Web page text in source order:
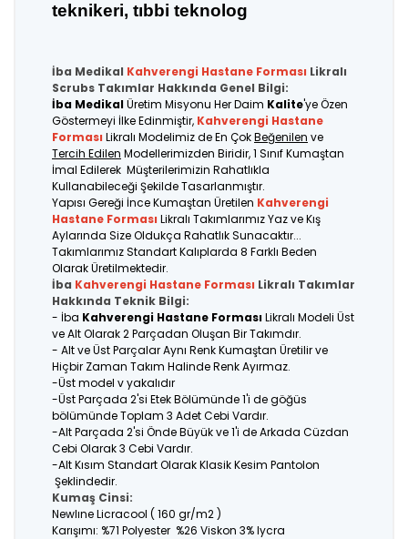
teknikeri, tıbbi teknolog
İba Medikal Kahverengi Hastane Forması Likralı
Scrubs Takımlar Hakkında Genel Bilgi:
İba MedikalÜretim Misyonu Her Daim Kalite'ye Özen
Göstermeyi İlke Edinmiştir, Kahverengi Hastane
Forması Likralı Modelimiz de En ÇokBeğenilen ve
Tercih Edilen Modellerimizden Biridir, 1 Sınıf Kumaştan
İmal Edilerek Müşterilerimizin Rahatlıkla
Kullanabileceği Şekilde Tasarlanmıştır.
Yapısı Gereği İnce Kumaştan Üretilen Kahverengi
Hastane Forması Likralı Takımlarımız Yaz ve Kış
Aylarında Size Oldukça Rahatlık Sunacaktır...
Takımlarımız Standart Kalıplarda 8 Farklı Beden
Olarak Üretilmektedir.
İba Kahverengi Hastane Forması Likralı Takımlar
Hakkında Teknik Bilgi:
- İba Kahverengi Hastane FormasıLikralı Modeli Üst
ve Alt Olarak 2 Parçadan Oluşan Bir Takımdır.
- Alt ve Üst Parçalar Aynı Renk Kumaştan Üretilir ve
Hiçbir Zaman Takım Halinde Renk Ayırmaz.
-Üst model v yakalıdır
-Üst Parçada 2'si Etek Bölümünde 1'i de göğüs
bölümünde Toplam 3 Adet Cebi Vardır.
-Alt Parçada 2'si Önde Büyük ve 1'i de Arkada Cüzdan
Cebi Olarak 3 Cebi Vardır.
-Alt Kısım Standart Olarak Klasik Kesim Pantolon
Şeklindedir.
Kumaş Cinsi:
Newlıne Licracool ( 160 gr/m2 )
Karışımı: %71 Polyester %26 Viskon 3% lycra